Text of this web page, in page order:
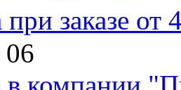
при заказе от
06